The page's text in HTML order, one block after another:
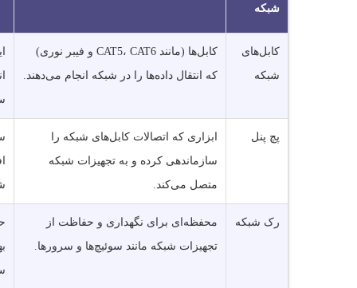
شبکه
کابل‌های
شبکه
کابل‌ها (مانند CAT5، CAT6 و فیبر نوری)
که انتقال داده‌ها را در شبکه انجام می‌دهند.
پچ پنل
ابزاری که اتصالات کابل‌های شبکه را
سازماندهی کرده و به تجهیزات شبکه
متصل می‌کند.
رک شبکه
محفظه‌ای برای نگهداری و حفاظت از
تجهیزات شبکه مانند سوئیچ‌ها و سرورها.